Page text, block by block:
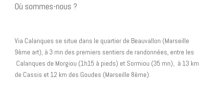
Où sommes-nous ?
Via Calanques se situe dans le quartier de Beauvallon (Marseille
9ème art), à 3 mn des premiers sentiers de randonnées, entre les
Calanques de Morgiou (1h15 à pieds) et Sormiou (35 mn), à 13 km
de Cassis et 12 km des Goudes (Marseille 8ème).